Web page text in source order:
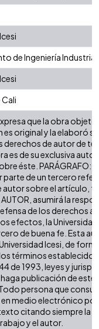
de Ingeniería Industrial
que la obra
original y la elaboró
derechos de autor de
es de su exclusiva
éste. PARÁGRAFO:
parte de un tercero
autor sobre el artículo,
AUTOR, asumirá la
de los derechos
efectos, la Universidad
de buena fe. Esta
Icesi, de
términos establecidos
de 1993, leyes y
publicación de este
persona que
medio electrónico
citando siempre la
y el autor.